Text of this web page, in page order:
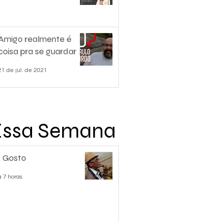
realmente é
pra se guardar
de jul. de 2021
Gosto
7 horas
Semana